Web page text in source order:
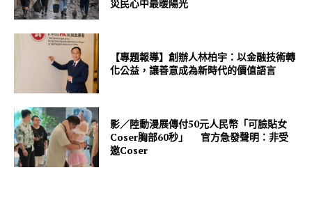
災民心中最暖陽光
【專題報導】創辦人林柏宇：以金融技術轉
化公益，讓善意成為新時代的價值語言
影／陸動漫展傳付50元人民幣「可臉貼女
Coser胸部60秒」 官方急發聲明：非受
邀Coser